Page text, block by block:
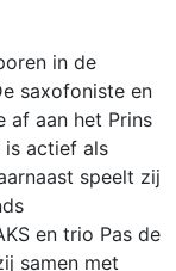
in de
saxofoniste en
af aan het Prins
is actief als
speelt zij
en trio Pas de
samen met